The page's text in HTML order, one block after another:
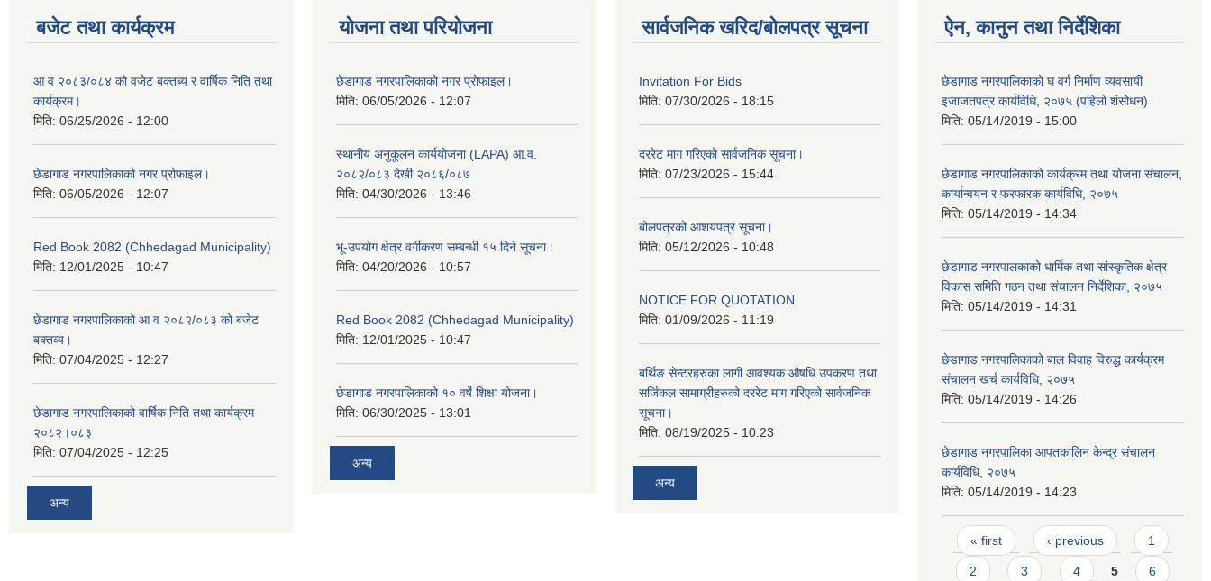
बजेट तथा कार्यक्रम
आ व २०८३/०८४ को वजेट बक्तब्य र वार्षिक निति तथा
कार्यक्रम।
मिति: 06/25/2026 - 12:00
छेडागाड नगरपालिकाको नगर प्रोफाइल।
मिति: 06/05/2026 - 12:07
Red Book 2082 (Chhedagad Municipality)
मिति: 12/01/2025 - 10:47
छेडागाड नगरपालिकाको आ व २०८२/०८३ को बजेट
बक्तव्य।
मिति: 07/04/2025 - 12:27
छेडागाड नगरपालिकाको वार्षिक निति तथा कार्यक्रम
२०८२।०८३
मिति: 07/04/2025 - 12:25
अन्य
योजना तथा परियोजना
छेडागाड नगरपालिकाको नगर प्रोफाइल।
मिति: 06/05/2026 - 12:07
स्थानीय अनुकूलन कार्ययोजना (LAPA) आ.व.
२०८२/०८३ देखी २०८६/०८७
मिति: 04/30/2026 - 13:46
भू-उपयोग क्षेत्र वर्गीकरण सम्बन्धी १५ दिने सूचना।
मिति: 04/20/2026 - 10:57
Red Book 2082 (Chhedagad Municipality)
मिति: 12/01/2025 - 10:47
छेडागाड नगरपालिकाको १० वर्षे शिक्षा योजना।
मिति: 06/30/2025 - 13:01
अन्य
सार्वजनिक खरिद/बोलपत्र सूचना
Invitation For Bids
मिति: 07/30/2026 - 18:15
दररेट माग गरिएको सार्वजनिक सूचना।
मिति: 07/23/2026 - 15:44
बोलपत्रको आशयपत्र सूचना।
मिति: 05/12/2026 - 10:48
NOTICE FOR QUOTATION
मिति: 01/09/2026 - 11:19
बर्थिङ सेन्टरहरुका लागी आवश्यक औषधि उपकरण तथा
सर्जिकल सामाग्रीहरुको दररेट माग गरिएको सार्वजनिक
सूचना।
मिति: 08/19/2025 - 10:23
अन्य
ऐन, कानुन तथा निर्देशिका
छेडागाड नगरपालिकाको घ वर्ग निर्माण व्यवसायी
इजाजतपत्र कार्यविधि, २०७५ (पहिलो शंसोधन)
मिति: 05/14/2019 - 15:00
छेडागाड नगरपालिकाको कार्यक्रम तथा योजना संचालन,
कार्यान्वयन र फरफारक कार्यविधि, २०७५
मिति: 05/14/2019 - 14:34
छेडागाड नगरपालकाको धार्मिक तथा सांस्कृतिक क्षेत्र
विकास समिति गठन तथा संचालन निर्देशिका, २०७५
मिति: 05/14/2019 - 14:31
छेडागाड नगरपालिकाको बाल विवाह विरुद्ध कार्यक्रम
संचालन खर्च कार्यविधि, २०७५
मिति: 05/14/2019 - 14:26
छेडागाड नगरपालिका आपतकालिन केन्द्र संचालन
कार्यविधि, २०७५
मिति: 05/14/2019 - 14:23
Pages
« first ‹ previous 1
2 3 4 5 6